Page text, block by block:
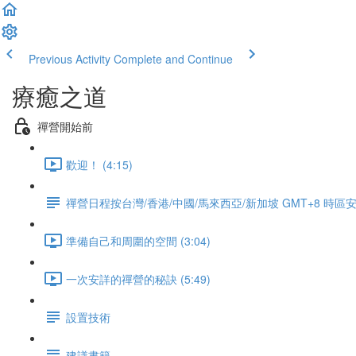
Previous Activity Complete and Continue
療癒之道
禪營開始前
歡迎！ (4:15)
禪營日程按台灣/香港/中國/馬來西亞/新加坡 GMT+8 時區
準備自己和周圍的空間 (3:04)
一次安詳的禪營的秘訣 (5:49)
設置技術